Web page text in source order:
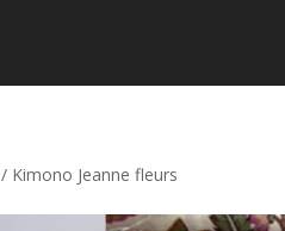
/ Kimono Jeanne fleurs